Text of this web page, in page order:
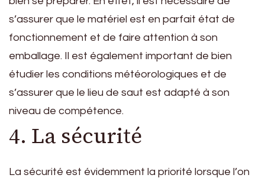
s’assurer que le matériel est en parfait état de
fonctionnement et de faire attention à son
emballage. Il est également important de bien
étudier les conditions météorologiques et de
s’assurer que le lieu de saut est adapté à son
niveau de compétence.
4. La sécurité
La sécurité est évidemment la priorité lorsque l’on